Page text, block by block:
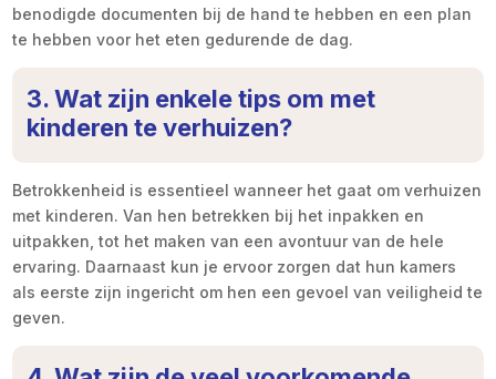
benodigde documenten bij de hand te hebben en een plan
te hebben voor het eten gedurende de dag.
3. Wat zijn enkele tips om met
kinderen te verhuizen?
Betrokkenheid is essentieel wanneer het gaat om verhuizen
met kinderen. Van hen betrekken bij het inpakken en
uitpakken, tot het maken van een avontuur van de hele
ervaring. Daarnaast kun je ervoor zorgen dat hun kamers
als eerste zijn ingericht om hen een gevoel van veiligheid te
geven.